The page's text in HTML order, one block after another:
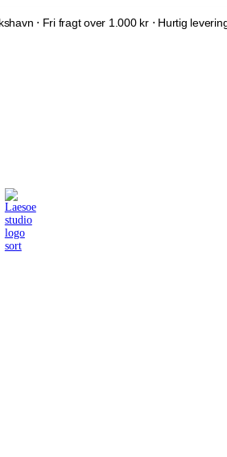
⋅ Fri fragt over 1.000 kr ⋅ Hurtig